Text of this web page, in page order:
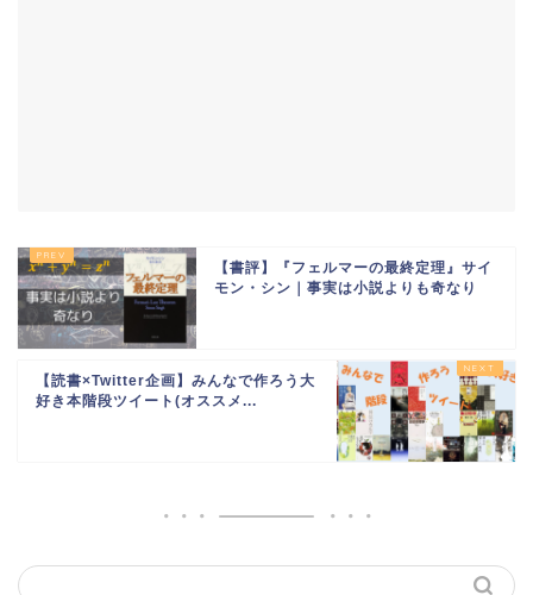
【書評】『フェルマーの最終定理』サイ
モン・シン｜事実は小説よりも奇なり
【読書×Twitter企画】みんなで作ろう大
好き本階段ツイート(オススメ...